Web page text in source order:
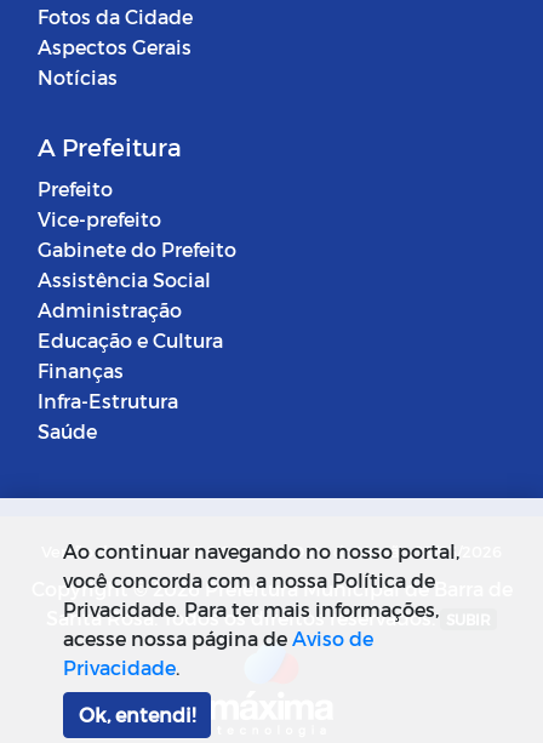
Fotos da Cidade
Aspectos Gerais
Notícias
A Prefeitura
Prefeito
Vice-prefeito
Gabinete do Prefeito
Assistência Social
Administração
Educação e Cultura
Finanças
Infra-Estrutura
Saúde
Versão do Sistema: 5.0.268 Data da Versão: 18/03/2026
Copyright © 2026 Prefeitura Municipal de Barra de
Santa Rosa. Todos os direitos reservados.
Ao continuar navegando no nosso portal,
você concorda com a nossa Política de
Privacidade. Para ter mais informações,
acesse nossa página deAviso de
Privacidade.
Ok, entendi!